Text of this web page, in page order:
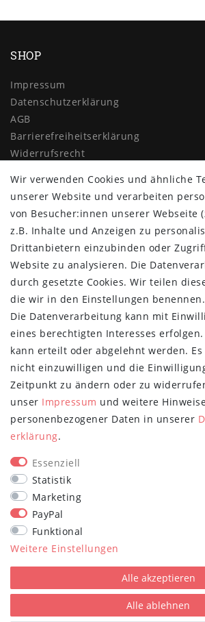
SHOP
Impressum
Daten­schutz­erklärung
AGB
Barrierefreiheitserklärung
Widerrufs­recht
Vertrag widerrufen
MYPOPUPCLUB
Über uns
Retoure
Versand- und Zahlungsbedingungen
NEWSLETTER
E-MAIL **
Newsletter
Honig
Hiermit bestätige ich, dass ich die
Meine Einwilligung kann ich jederzeit
Abonnieren
** Hierbei handelt
Wir verwenden Cookies und ähnliche
unserer Website und verarbeiten
von Besucher:innen unserer Webseite
z.B. Inhalte und Anzeigen zu
Drittanbietern einzubinden oder
Website zu analysieren. Die
durch gesetzte Cookies. Wir teilen
die wir in den Einstellungen benennen.
Die Datenverarbeitung kann mit
eines berechtigten Interesses
kann erteilt oder abgelehnt werden. Es
nicht einzuwilligen und die
Zeitpunkt zu ändern oder zu
unser Impressum und weitere
personenbezogener Daten in unserer
erklärung.
Essenziell
Statistik
Marketing
PayPal
Funktional
Weitere Einstellungen
Alle akzeptieren
Alle ablehnen
plentymarkets Template von